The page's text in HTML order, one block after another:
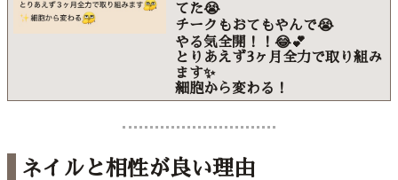
てた😭
チークもおてもやんで😭
やる気全開！！😂💕
とりあえず3ヶ月全力で取り組み
ます✨
細胞から変わる！
ネイルと相性が良い理由